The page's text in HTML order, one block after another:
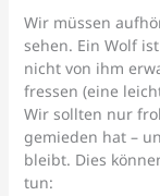
Wir müssen
sehen. Ein Wolf
nicht von ihm
fressen (eine
Wir sollten nur
gemieden hat –
bleibt. Dies
tun: